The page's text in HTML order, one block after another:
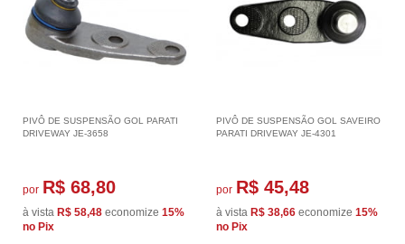
PIVÔ DE SUSPENSÃO GOL PARATI
DRIVEWAY JE-3658
por R$ 68,80
à vista R$ 58,48 economize 15%
no Pix
PIVÔ DE SUSPENSÃO GOL SAVEIRO
PARATI DRIVEWAY JE-4301
por R$ 45,48
à vista R$ 38,66 economize 15%
no Pix